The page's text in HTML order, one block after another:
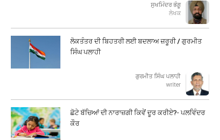
ਸੁਖਮਿੰਦਰ ਭੰਗੂ
ਲੇਖਕ
ਲੋਕਤੰਤਰ ਦੀ ਬਿਹਤਰੀ ਲਈ ਬਦਲਾਅ ਜ਼ਰੂਰੀ / ਗੁਰਮੀਤ
ਸਿੰਘ ਪਲਾਹੀ
ਗੁਰਮੀਤ ਸਿੰਘ ਪਲਾਹੀ
writer
ਛੋਟੇ ਬੱਚਿਆਂ ਦੀ ਨਾਰਾਜ਼ਗੀ ਕਿਵੇਂ ਦੂਰ ਕਰੀਏ?- ਪਲਵਿੰਦਰ
ਕੌਰ